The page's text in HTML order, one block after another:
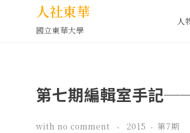
人社東華
國立東華大學
人
第七期編輯室手記
with no comment 2015 第7期